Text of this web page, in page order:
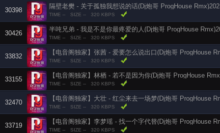
30398
隔壁老樊 - 关于孤独我想说的话(Dj炮哥 ProgHouse
TIME -- SIZE -- 320 KBPS
30426
半吨兄弟 - 我是不是你最疼爱的人(Dj炮哥 ProgHouse
TIME -- SIZE -- 320 KBPS
33832
【电音阁独家】张茜 - 爱要怎么说出口(Dj炮哥 ProgHouse
TIME -- SIZE -- 320 KBPS
33155
【电音阁独家】林栖 - 若不是因为你(Dj炮哥 ProgHouse
TIME -- SIZE -- 320 KBPS
32470
【电音阁独家】大壮 - 红尘来去一场梦(Dj炮哥 ProgHouse
TIME -- SIZE -- 320 KBPS
33719
【电音阁独家】李梦瑶 - 找一个字代替(Dj炮哥 ProgHouse
TIME -- SIZE -- 320 KBPS